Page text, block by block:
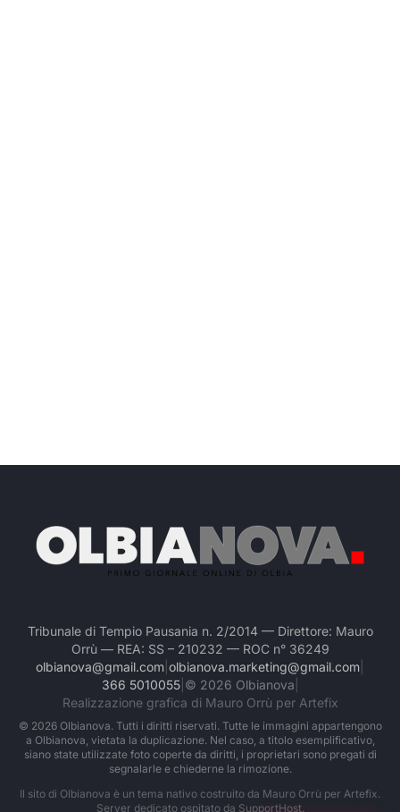
Tribunale di Tempio Pausania n. 2/2014 — Direttore: Mauro
Orrù — REA: SS – 210232 — ROC n° 36249
olbianova@gmail.com olbianova.marketing@gmail.com
366 5010055| © 2026 Olbianova
Realizzazione grafica di Mauro Orrù per Artefix
© 2026Olbianova. Tutti i diritti riservati. Tutte le immagini appartengono
a Olbianova, vietata la duplicazione. Nel caso, a titolo esemplificativo,
siano state utilizzate foto coperte da diritti, i proprietari sono pregati di
segnalarle e chiederne la rimozione.
Il sito di Olbianova è un tema nativo costruito da Mauro Orrù per Artefix.
Server dedicato ospitato da SupportHost.